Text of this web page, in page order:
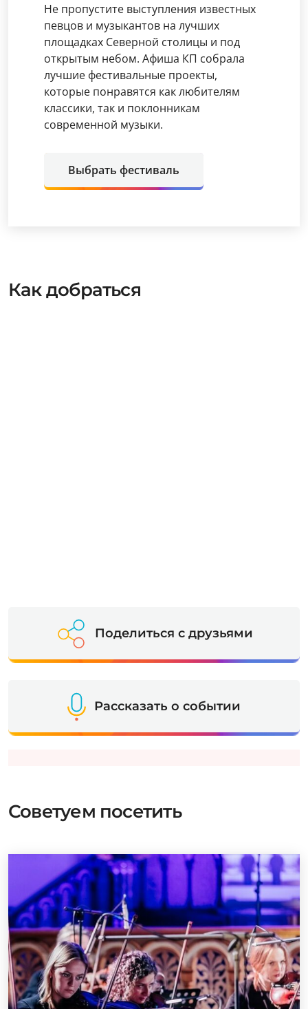
Не пропустите выступления известных
певцов и музыкантов на лучших
площадках Северной столицы и под
открытым небом. Афиша КП собрала
лучшие фестивальные проекты,
которые понравятся как любителям
классики, так и поклонникам
современной музыки.
Выбрать фестиваль
Как добраться
Поделиться с друзьями
Рассказать о событии
Советуем посетить